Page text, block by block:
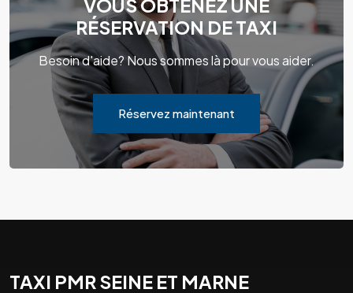
VOUS OBTENEZ UNE
RÉSERVATION DE TAXI
Besoin d'aide? Nous sommes là pour vous aider.
Réservez maintenant
TAXI PMR SEINE ET MARNE